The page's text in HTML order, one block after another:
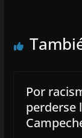
Por
perderse